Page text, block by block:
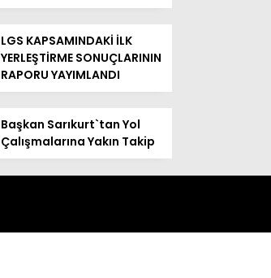
LGS KAPSAMINDAKİ İLK
YERLEŞTİRME SONUÇLARININ
RAPORU YAYIMLANDI
Başkan Sarıkurt`tan Yol
Çalışmalarına Yakın Takip